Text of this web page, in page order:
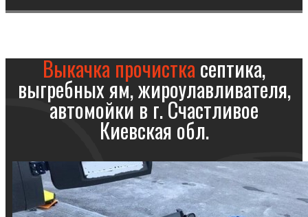
Выкачка прочисткасептика,
выгребных ям, жироулавливателя,
автомойки в г. Счастливое
Киевская обл.